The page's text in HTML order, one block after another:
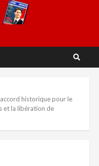
historique pour le
et la libération de